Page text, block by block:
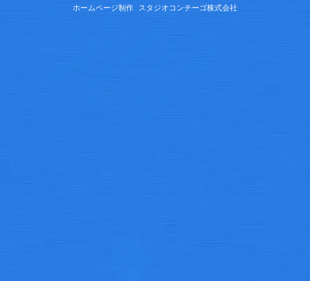
ホームページ制作 スタジオコンチーゴ株式会社